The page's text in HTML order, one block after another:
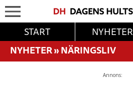
START NYHETER
NYHETER»NÄRINGSLIV
Annons: